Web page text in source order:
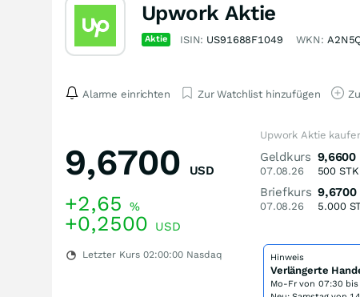
Upwork Aktie
Aktie ISIN: US91688F1049 WKN:
Alarme einrichten Zur Watchlist hinzufügen
9,6700 USD
+2,65 %
+0,2500 USD
Letzter Kurs 02:00:00 Nasdaq
Upwork Aktie
Geldkurs
07.08.26
9,6600
500 STK
Briefkurs
07.08.26
9,6700
5.000
Hinweis
Verlängerte
Mo-Fr von 07:30